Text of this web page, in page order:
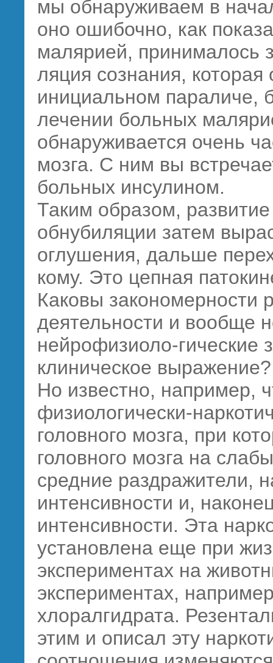
мы обнаруживаем в
оно ошибочно, как
малярией, принималось
ляция сознания,
инициальном параличе,
лечении больных
обнаруживается очень
мозга. С ним вы
больных инсулином.
Таким образом,
обнубиляции затем
оглушения, дальше
кому. Это цепная
Каковы закономерности
деятельности и вообще
нейрофизиоло-гические
клиническое
Но известно, например,
физиологически-
головного мозга, при
головного мозга на
средние раздражители,
интенсивности и,
интенсивности. Эта
установлена еще при
экспериментах на
экспериментах,
хлоралгидрата.
этим и описал эту